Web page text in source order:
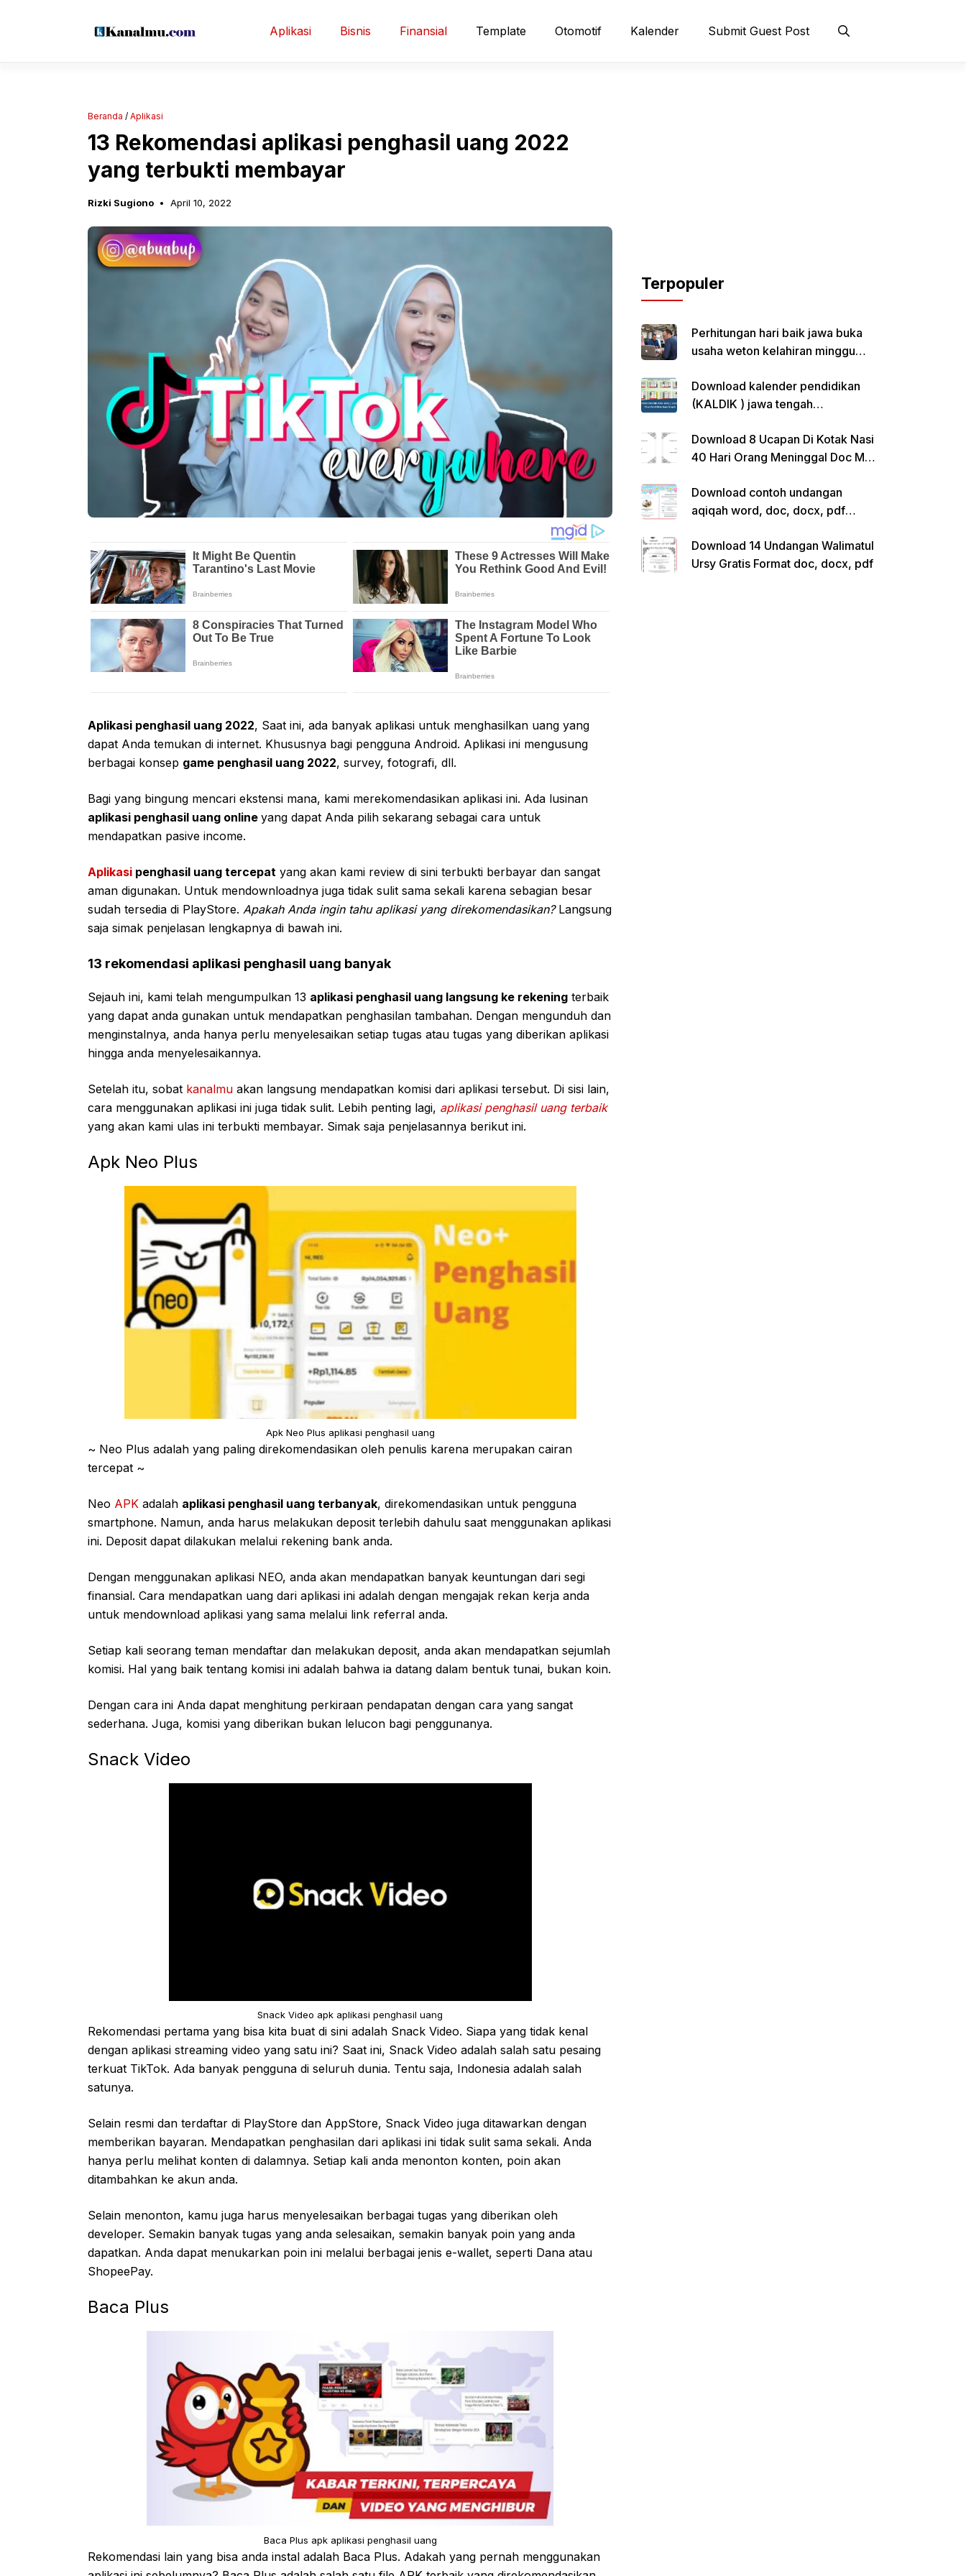
Aplikasi Bisnis Finansial Template Otomotif Kalender Submit Guest Post
Beranda / Aplikasi
13 Rekomendasi aplikasi penghasil uang 2022
yang terbukti membayar
Rizki Sugiono April 10, 2022
Aplikasi penghasil uang 2022, Saat ini, ada banyak aplikasi untuk menghasilkan uang yang
dapat Anda temukan di internet. Khususnya bagi pengguna Android. Aplikasi ini mengusung
berbagai konsep game penghasil uang 2022, survey, fotografi, dll.
Bagi yang bingung mencari ekstensi mana, kami merekomendasikan aplikasi ini. Ada lusinan
aplikasi penghasil uang online yang dapat Anda pilih sekarang sebagai cara untuk
mendapatkan pasive income.
Aplikasi penghasil uang tercepat yang akan kami review di sini terbukti berbayar dan sangat
aman digunakan. Untuk mendownloadnya juga tidak sulit sama sekali karena sebagian besar
sudah tersedia di PlayStore. Apakah Anda ingin tahu aplikasi yang direkomendasikan? Langsung
saja simak penjelasan lengkapnya di bawah ini.
13 rekomendasi aplikasi penghasil uang banyak
Sejauh ini, kami telah mengumpulkan 13 aplikasi penghasil uang langsung ke rekening terbaik
yang dapat anda gunakan untuk mendapatkan penghasilan tambahan. Dengan mengunduh dan
menginstalnya, anda hanya perlu menyelesaikan setiap tugas atau tugas yang diberikan aplikasi
hingga anda menyelesaikannya.
Setelah itu, sobat kanalmu akan langsung mendapatkan komisi dari aplikasi tersebut. Di sisi lain,
cara menggunakan aplikasi ini juga tidak sulit. Lebih penting lagi, aplikasi penghasil uang terbaik
yang akan kami ulas ini terbukti membayar. Simak saja penjelasannya berikut ini.
Apk Neo Plus
Apk Neo Plus aplikasi penghasil uang
~ Neo Plus adalah yang paling direkomendasikan oleh penulis karena merupakan cairan
tercepat ~
Neo APK adalah aplikasi penghasil uang terbanyak, direkomendasikan untuk pengguna
smartphone. Namun, anda harus melakukan deposit terlebih dahulu saat menggunakan aplikasi
ini. Deposit dapat dilakukan melalui rekening bank anda.
Dengan menggunakan aplikasi NEO, anda akan mendapatkan banyak keuntungan dari segi
finansial. Cara mendapatkan uang dari aplikasi ini adalah dengan mengajak rekan kerja anda
untuk mendownload aplikasi yang sama melalui link referral anda.
Setiap kali seorang teman mendaftar dan melakukan deposit, anda akan mendapatkan sejumlah
komisi. Hal yang baik tentang komisi ini adalah bahwa ia datang dalam bentuk tunai, bukan koin.
Dengan cara ini Anda dapat menghitung perkiraan pendapatan dengan cara yang sangat
sederhana. Juga, komisi yang diberikan bukan lelucon bagi penggunanya.
Snack Video
Snack Video apk aplikasi penghasil uang
Rekomendasi pertama yang bisa kita buat di sini adalah Snack Video. Siapa yang tidak kenal
dengan aplikasi streaming video yang satu ini? Saat ini, Snack Video adalah salah satu pesaing
terkuat TikTok. Ada banyak pengguna di seluruh dunia. Tentu saja, Indonesia adalah salah
satunya.
Selain resmi dan terdaftar di PlayStore dan AppStore, Snack Video juga ditawarkan dengan
memberikan bayaran. Mendapatkan penghasilan dari aplikasi ini tidak sulit sama sekali. Anda
hanya perlu melihat konten di dalamnya. Setiap kali anda menonton konten, poin akan
ditambahkan ke akun anda.
Selain menonton, kamu juga harus menyelesaikan berbagai tugas yang diberikan oleh
developer. Semakin banyak tugas yang anda selesaikan, semakin banyak poin yang anda
dapatkan. Anda dapat menukarkan poin ini melalui berbagai jenis e-wallet, seperti Dana atau
ShopeePay.
Baca Plus
Baca Plus apk aplikasi penghasil uang
Rekomendasi lain yang bisa anda instal adalah Baca Plus. Adakah yang pernah menggunakan
Terpopuler
Perhitungan hari baik jawa buka
usaha weton kelahiran minggu
Download kalender pendidikan
(KALDIK ) jawa tengah
Download 8 Ucapan Di Kotak Nasi
40 Hari Orang Meninggal Doc Ms.
Download contoh undangan
aqiqah word, doc, docx, pdf
Download 14 Undangan Walimatul
Ursy Gratis Format doc, docx, pdf